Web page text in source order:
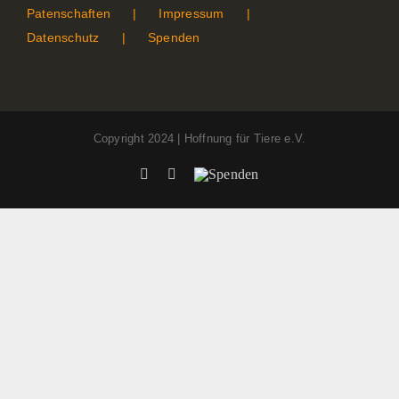
Patenschaften
Impressum
Datenschutz
Spenden
Copyright 2024 | Hoffnung für Tiere e.V.
FacebookInstagram
Spenden